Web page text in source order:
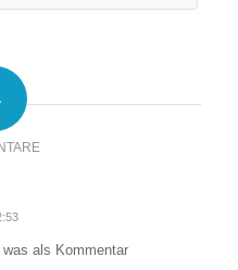
als Kommentar